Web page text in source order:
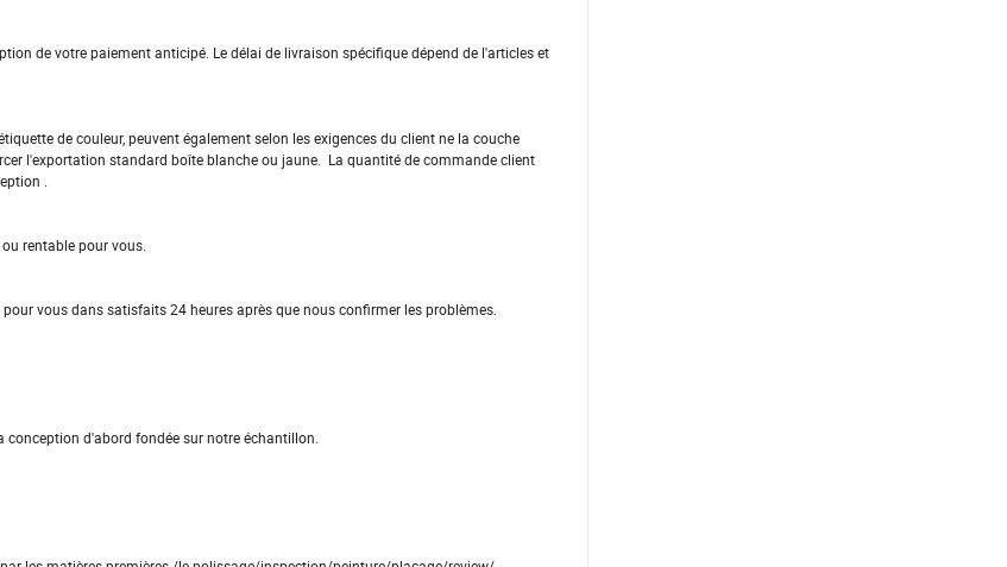
de votre paiement anticipé. Le délai de livraison spécifique dépend de l'articles et
de couleur, peuvent également selon les exigences du client ne la couche
l'exportation standard boîte blanche ou jaune. La quantité de commande client
.
rentable pour vous.
vous dans satisfaits 24 heures après que nous confirmer les problèmes.
d'abord fondée sur notre échantillon.